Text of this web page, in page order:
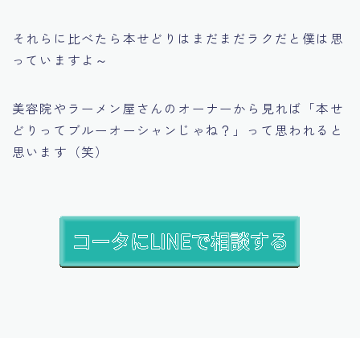
それらに比べたら本せどりはまだまだラクだと僕は思
っていますよ～
美容院やラーメン屋さんのオーナーから見れば 「本せ
どりってブルーオーシャンじゃね？」
って思われると
思います（笑）